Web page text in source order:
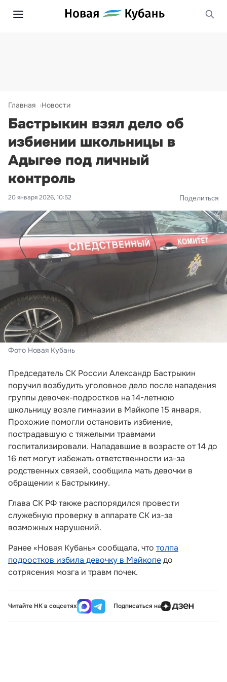
Главная Новости
Бастрыкин взял дело об
избиении школьницы в
Адыгее под личный
контроль
20 января 2026, 10:52 Поделиться
Фото Новая Кубань
Председатель СК России Александр Бастрыкин
поручил возбудить уголовное дело после нападения
группы девочек-подростков на 14-летнюю
школьницу возле гимназии в Майкопе 15 января.
Прохожие помогли остановить избиение,
пострадавшую с тяжелыми травмами
госпитализировали. Нападавшие в возрасте от 14 до
16 лет могут избежать ответственности из-за
родственных связей, сообщила мать девочки в
обращении к Бастрыкину.
Глава СК РФ также распорядился провести
служебную проверку в аппарате СК из-за
возможных нарушений.
Ранее «Новая Кубань» сообщала, что толпа
подростков избила девочку в Майкопедо
сотрясения мозга и травм почек.
Читайте НК в соцсетях Подписаться на